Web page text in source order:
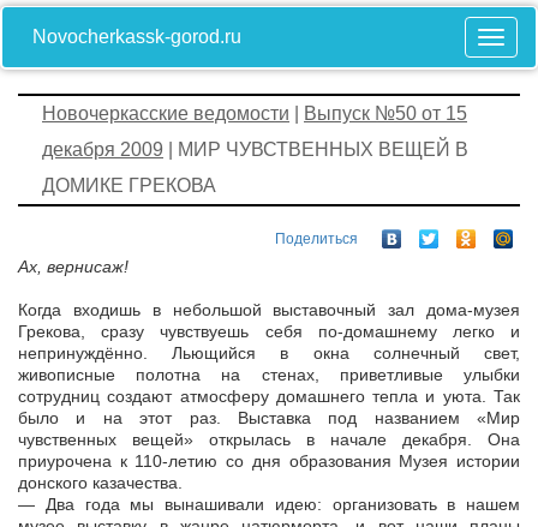
Novocherkassk-gorod.ru
Новочеркасские ведомости
Выпуск №50 от 15
декабря 2009 | МИР ЧУВСТВЕННЫХ ВЕЩЕЙ В
ДОМИКЕ ГРЕКОВА
Поделиться
Ах, вернисаж!
Когда входишь в небольшой выставочный зал дома-музея
Грекова, сразу чувствуешь себя по-домашнему легко и
непринуждённо. Льющийся в окна солнечный свет,
живописные полотна на стенах, приветливые улыбки
сотрудниц создают атмосферу домашнего тепла и уюта. Так
было и на этот раз. Выставка под названием «Мир
чувственных вещей» открылась в начале декабря. Она
приурочена к 110-летию со дня образования Музея истории
донского казачества.
— Два года мы вынашивали идею: организовать в нашем